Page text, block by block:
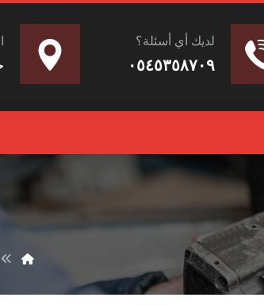
لديك أي أسئلة؟
٠٥٤٥٣٥٨٧٠٩